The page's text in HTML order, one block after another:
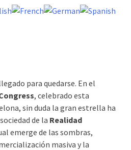
para quedarse. En el
, celebrado esta
sin duda la gran estrella ha
de la Realidad
emerge de las sombras,
masiva y la